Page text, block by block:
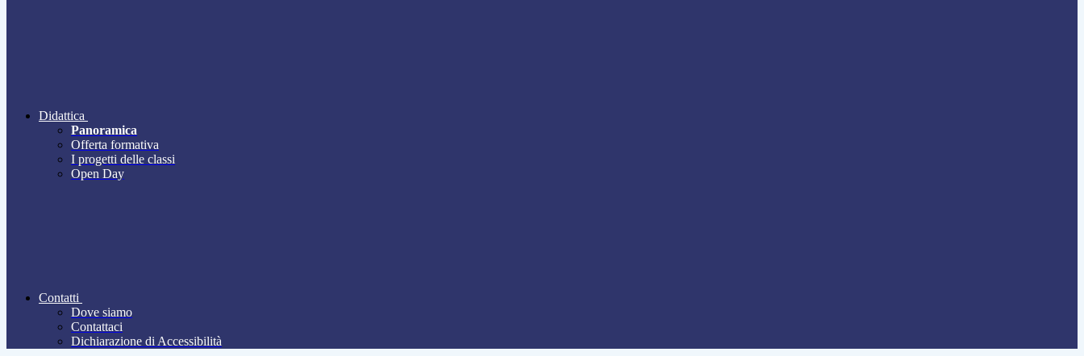
Didattica
Panoramica
Offerta formativa
I progetti delle classi
Open Day
Contatti
Dove siamo
Contattaci
Dichiarazione di Accessibilità